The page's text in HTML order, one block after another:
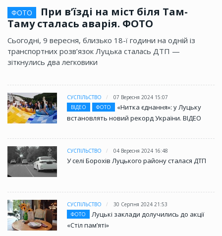
ФОТО
При в’їзді на міст біля Там-
Таму сталась аварія. ФОТО
Сьогодні, 9 вересня, близько 18-ї години на одній із
транспортних розв’язок Луцька сталась ДТП —
зіткнулись два легковики
СУСПІЛЬСТВО
07 Вересня 2024 15:07
ВІДЕО
ФОТО
«Нитка єднання»: у Луцьку
встановлять новий рекорд України. ВІДЕО
СУСПІЛЬСТВО 04 Вересня 2024 16:48
У селі Борохів Луцького району сталася ДТП
СУСПІЛЬСТВО
30 Серпня 2024 21:53
ФОТО
Луцькі заклади долучились до акції
«Стіл памʼяті»